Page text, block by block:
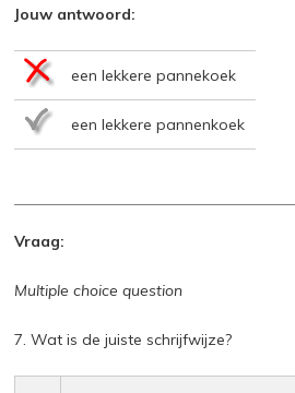
Jouw antwoord:
een lekkere pannekoek
een lekkere pannenkoek
Vraag:
Multiple choice question
7. Wat is de juiste schrijfwijze?